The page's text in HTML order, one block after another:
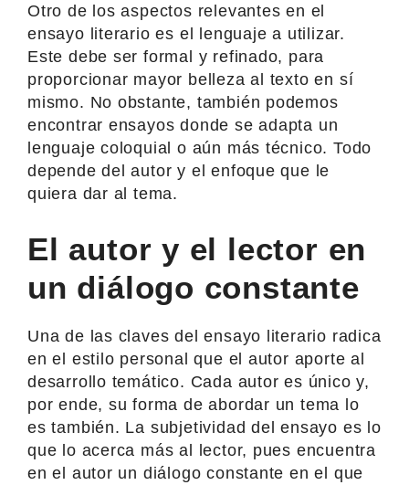
Otro de los aspectos relevantes en el
ensayo literario es el lenguaje a utilizar.
Este debe ser formal y refinado, para
proporcionar mayor belleza al texto en sí
mismo. No obstante, también podemos
encontrar ensayos donde se adapta un
lenguaje coloquial o aún más técnico. Todo
depende del autor y el enfoque que le
quiera dar al tema.
El autor y el lector en
un diálogo constante
Una de las claves del ensayo literario radica
en el estilo personal que el autor aporte al
desarrollo temático. Cada autor es único y,
por ende, su forma de abordar un tema lo
es también. La subjetividad del ensayo es lo
que lo acerca más al lector, pues encuentra
en el autor un diálogo constante en el que